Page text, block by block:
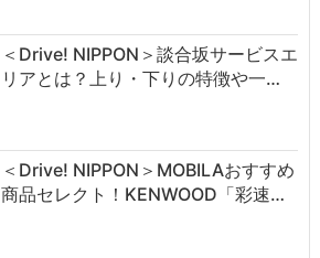
＜Drive! NIPPON＞談合坂サービスエ
リアとは？上り・下りの特徴や一…
＜Drive! NIPPON＞MOBILAおすすめ
商品セレクト！KENWOOD「彩速…